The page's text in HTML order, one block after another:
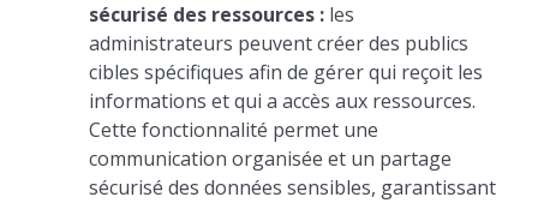
sécurisé des ressources :les
administrateurs peuvent créer des publics
cibles spécifiques afin de gérer qui reçoit les
informations et qui a accès aux ressources.
Cette fonctionnalité permet une
communication organisée et un partage
sécurisé des données sensibles, garantissant